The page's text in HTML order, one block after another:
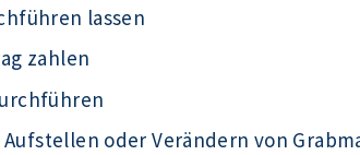
lassen
zahlen
oder Verändern von